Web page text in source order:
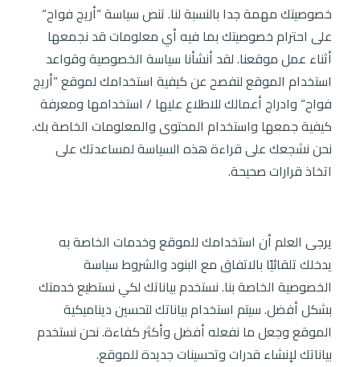
خصوصيتك مهمة جدا بالنسبة لنا. تنص سياسة “أريج فواح“
على احترام خصوصيتك بما فيه أي معلومات قد نجمعها
أثناء عمل موقعنا. لقد أنشأنا سياسة الخصوصية وقواعد
استخدام الموقع لنفصح عن كيفية استخدامك لموقع “أريج
فواح“ وادراج أعمالك للاطلاع عليها / استخدامها ومعرفة
كيفية جمعها واستخدام المحتوى والمعلومات الخاصة بك.
نحن نشجعك على قراءة هذه السياسة لمساعدتك على
اتخاذ قرارات صحيحة.
يرجى العلم أن استخدامك للموقع وخدمات الخاصة به
يدخلك تلقائيًا بالاتفاق مع البنود والشروط سياسة
الخصوصية الخاصة بنا. نستخدم بياناتك لكي نستطيع خدمتك
بشكل أفضل. سيتم استخدام بياناتك لتحسين ديناميكية
الموقع وجعل ما نفعله أفضل وأكثر كفاءة. نحن نستخدم
بياناتك لإنشاء قدرات وتحسينات جديدة للموقع.